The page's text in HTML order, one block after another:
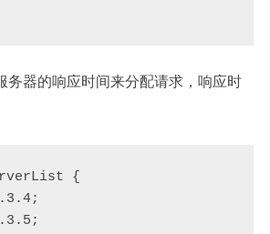
务器的响应时间来分配请求，响应时
{